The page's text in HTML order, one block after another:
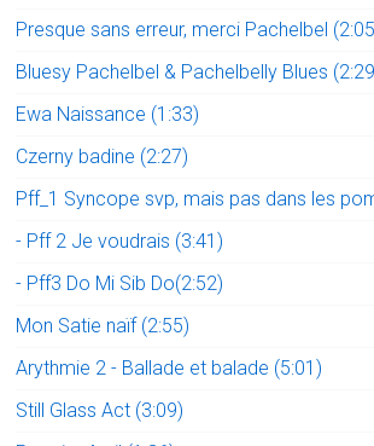
Presque sans erreur, merci Pachelbel
Bluesy Pachelbel & Pachelbelly Blues
Ewa Naissance (1:33)
Czerny badine (2:27)
Pff_1 Syncope svp, mais pas dans les
- Pff 2 Je voudrais (3:41)
- Pff3 Do Mi Sib Do(2:52)
Mon Satie naïf (2:55)
Arythmie 2 - Ballade et balade (5:01)
Still Glass Act (3:09)